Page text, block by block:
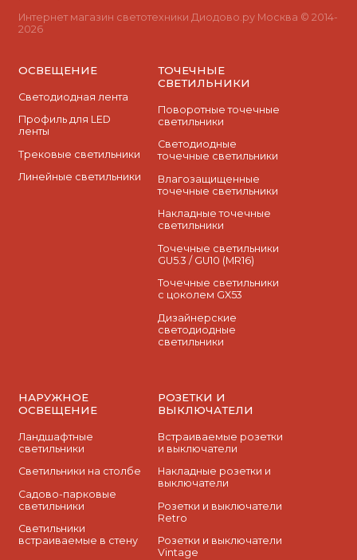
Интернет магазин светотехники Диодово.ру Москва © 2014-
2026
ОСВЕЩЕНИЕ
Светодиодная лента
Профиль для LED
ленты
Трековые светильники
Линейные светильники
ТОЧЕЧНЫЕ
СВЕТИЛЬНИКИ
Поворотные точечные
светильники
Cветодиодные
точечные светильники
Влагозащищенные
точечные светильники
Накладные точечные
светильники
Точечные светильники
GU5.3 / GU10 (MR16)
Точечные светильники
с цоколем GX53
Дизайнерские
светодиодные
светильники
НАРУЖНОЕ
ОСВЕЩЕНИЕ
Ландшафтные
светильники
Светильники на столбе
Садово-парковые
светильники
Светильники
встраиваемые в стену
РОЗЕТКИ И
ВЫКЛЮЧАТЕЛИ
Встраиваемые розетки
и выключатели
Накладные розетки и
выключатели
Розетки и выключатели
Retro
Розетки и выключатели
Vintage